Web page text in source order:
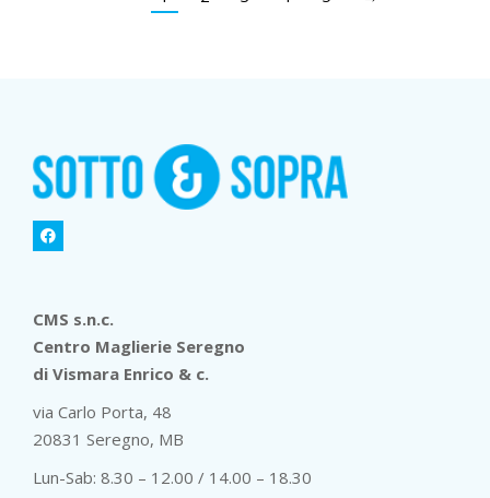
CMS s.n.c.
Centro Maglierie Seregno
di Vismara Enrico & c.
via Carlo Porta, 48
20831 Seregno, MB
Lun-Sab: 8.30 – 12.00 / 14.00 – 18.30